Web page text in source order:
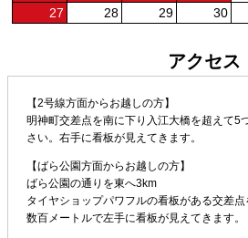
27
28 29 30
アクセス
【2号線方面からお越しの方】
明神町交差点を南に下り入江大橋を超えて5
さい。右手に看板が見えてきます。
【ばら公園方面からお越しの方】
ばら公園の通りを東へ3km
タイヤショップパワフルの看板がある交差点
数百メートルで左手に看板が見えてきます。